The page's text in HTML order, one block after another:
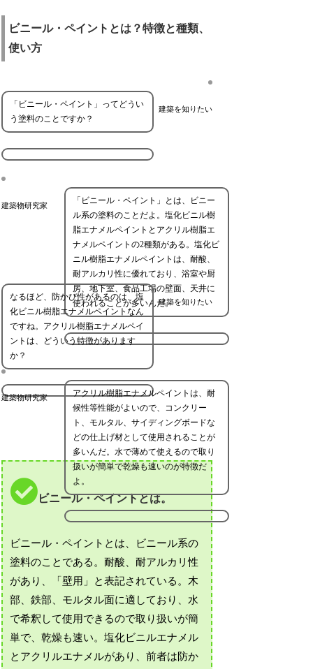
ビニール・ペイントとは？特徴と種類、
使い方
建築を知りたい
「ビニール・ペイント」ってどうい
う塗料のことですか？
建築物研究家
「ビニール・ペイント」とは、ビニー
ル系の塗料のことだよ。塩化ビニル樹
脂エナメルペイントとアクリル樹脂エ
ナメルペイントの2種類がある。塩化ビ
ニル樹脂エナメルペイントは、耐酸、
耐アルカリ性に優れており、浴室や厨
房、地下室、食品工場の壁面、天井に
使われることが多いんだ。建築を知りたい
なるほど、防かび性があるのは、塩
化ビニル樹脂エナメルペイントなん
ですね。アクリル樹脂エナメルペイ
ントは、どういう特徴があります
か？
建築物研究家
アクリル樹脂エナメルペイントは、耐
候性等性能がよいので、コンクリー
ト、モルタル、サイディングボードな
どの仕上げ材として使用されることが
多いんだ。水で薄めて使えるので取り
扱いが簡単で乾燥も速いのが特徴だ
よ。
ビニール・ペイントとは。
ビニール・ペイントとは、ビニール系の
塗料のことである。耐酸、耐アルカリ性
があり、「壁用」と表記されている。木
部、鉄部、モルタル面に適しており、水
で希釈して使用できるので取り扱いが簡
単で、乾燥も速い。塩化ビニルエナメル
とアクリルエナメルがあり、前者は防か